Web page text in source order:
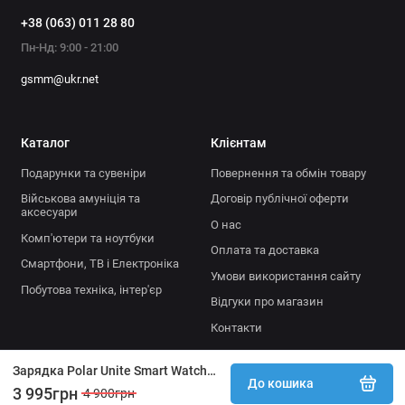
Зарядка Polar Unite Smart Watch чорна (без годинника в комплекті)
3 995грн 4 900грн
До кошика
Тип підключення: USB
Довжина кабелю: 1 м
Тип кріплення: магнітні контакти
Тип живлення: стандартне USB-живлення
Підтримувана напруга: стандарт USB 5V
Захист: запобігання перевантаженню
Умови експлуатації: від 0 до 40 °C
Комплектація: зарядний пристрій
+38 (063) 011 28 80
Пн-Нд: 9:00 - 21:00
gsmm@ukr.net
Каталог
Подарунки та сувеніри
Військова амуніція та
аксесуари
Комп'ютери та ноутбуки
Смартфони, ТВ і Електроніка
Побутова техніка, інтер'єр
Клієнтам
Повернення та обмін товару
Договір публічної оферти
О нас
Оплата та доставка
Умови використання сайту
Відгуки про магазин
Контакти